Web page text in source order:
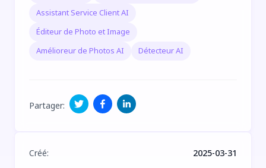
Assistant Service Client AI
Éditeur de Photo et Image
Amélioreur de Photos AI
Détecteur AI
Partager:
Créé:
2025-03-31